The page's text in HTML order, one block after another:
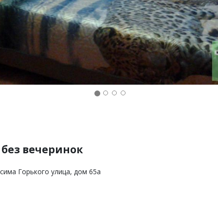
вечеринок
Горького улица, дом 65а